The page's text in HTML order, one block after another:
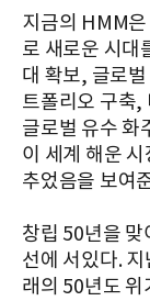
지금의 HMM
로 새로운 시대
대 확보, 글로
트폴리오 구축,
글로벌 유수 화
이 세계 해운
추었음을 보여
창립 50년을
선에 서있다.
래의 50년도 위